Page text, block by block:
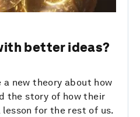
better ideas?
new theory about how
the story of how their
for the rest of us.